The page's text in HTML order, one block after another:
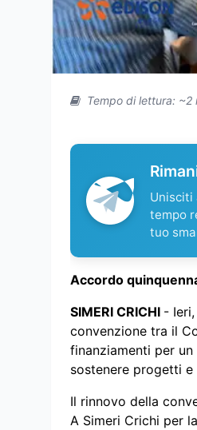
Tempo di lettura: ~2
Unisciti
tempo
tuo
Accordo
SIMERI CRICHI -
convenzione tra il
finanziamenti per
sostenere progetti
Il rinnovo della
A Simeri Crichi per